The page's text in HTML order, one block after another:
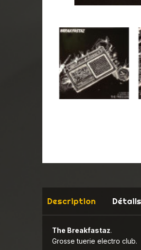
Description
The Breakfastaz.
Grosse tuerie electro club.